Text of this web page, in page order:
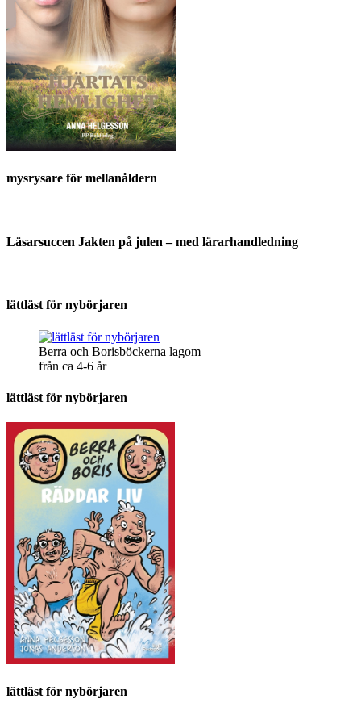
mysrysare för mellanåldern
Läsarsuccen Jakten på julen – med lärarhandledning
lättläst för nybörjaren
Berra och Borisböckerna lagom
från ca 4-6 år
lättläst för nybörjaren
lättläst för nybörjaren